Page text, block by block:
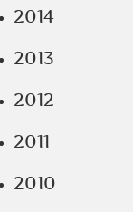
2014
2013
2012
2011
2010